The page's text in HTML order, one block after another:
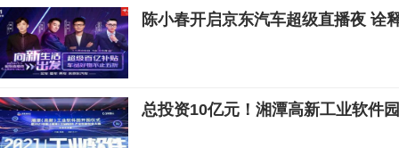
陈小春开启京东汽车超级直播夜 诠
总投资10亿元！湘潭高新工业软件